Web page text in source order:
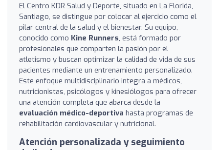
El Centro KDR Salud y Deporte, situado en La Florida,
Santiago, se distingue por colocar al ejercicio como el
pilar central de la salud y el bienestar. Su equipo,
conocido como Kine Runners, está formado por
profesionales que comparten la pasión por el
atletismo y buscan optimizar la calidad de vida de sus
pacientes mediante un entrenamiento personalizado.
Este enfoque multidisciplinario integra a médicos,
nutricionistas, psicólogos y kinesiólogos para ofrecer
una atención completa que abarca desde la
evaluación médico-deportiva hasta programas de
rehabilitación cardiovascular y nutricional.
Atención personalizada y seguimiento